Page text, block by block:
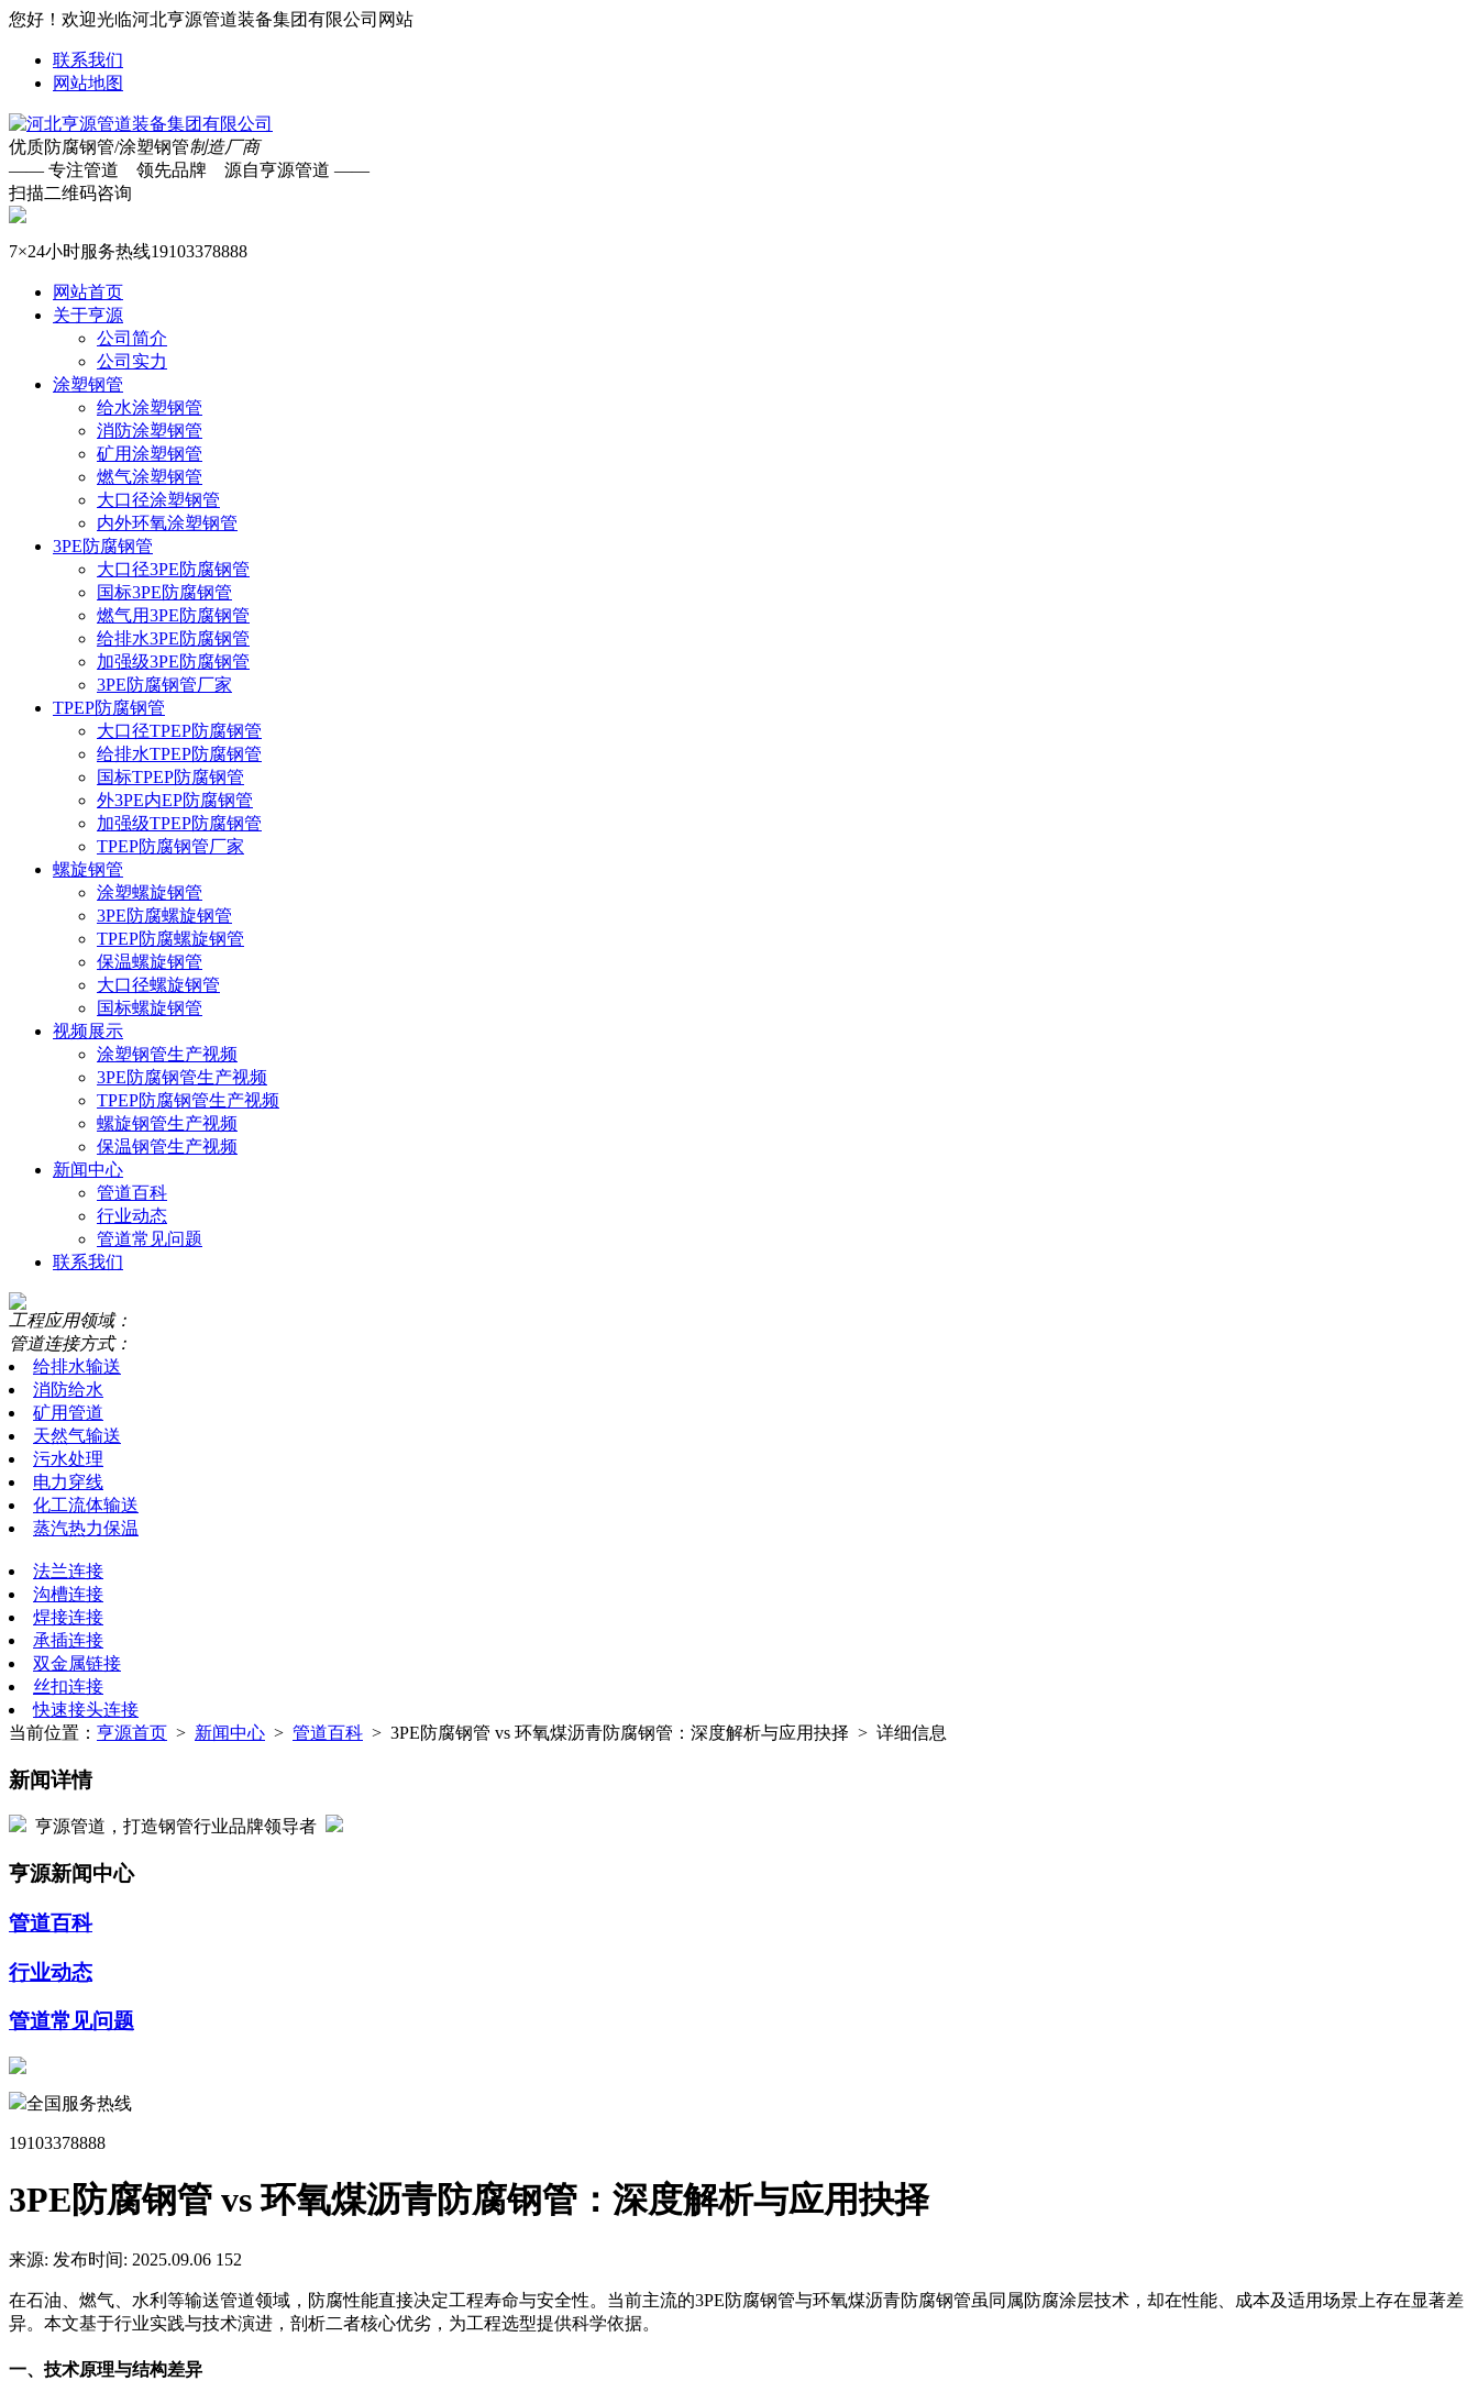
您好！欢迎光临河北亨源管道装备集团有限公司网站
联系我们
网站地图
优质防腐钢管/涂塑钢管制造厂商
—— 专注管道 领先品牌 源自亨源管道 ——
扫描二维码咨询
7×24小时服务热线19103378888
网站首页
关于亨源
公司简介
公司实力
涂塑钢管
给水涂塑钢管
消防涂塑钢管
矿用涂塑钢管
燃气涂塑钢管
大口径涂塑钢管
内外环氧涂塑钢管
3PE防腐钢管
大口径3PE防腐钢管
国标3PE防腐钢管
燃气用3PE防腐钢管
给排水3PE防腐钢管
加强级3PE防腐钢管
3PE防腐钢管厂家
TPEP防腐钢管
大口径TPEP防腐钢管
给排水TPEP防腐钢管
国标TPEP防腐钢管
外3PE内EP防腐钢管
加强级TPEP防腐钢管
TPEP防腐钢管厂家
螺旋钢管
涂塑螺旋钢管
3PE防腐螺旋钢管
TPEP防腐螺旋钢管
保温螺旋钢管
大口径螺旋钢管
国标螺旋钢管
视频展示
涂塑钢管生产视频
3PE防腐钢管生产视频
TPEP防腐钢管生产视频
螺旋钢管生产视频
保温钢管生产视频
新闻中心
管道百科
行业动态
管道常见问题
联系我们
工程应用领域：
管道连接方式：
给排水输送
消防给水
矿用管道
天然气输送
污水处理
电力穿线
化工流体输送
蒸汽热力保温
法兰连接
沟槽连接
焊接连接
承插连接
双金属链接
丝扣连接
快速接头连接
当前位置： 亨源首页 > 新闻中心 > 管道百科 > 3PE防腐钢管 vs 环氧煤沥青防腐钢管：深度解析与应用抉择 > 详细信息
新闻详情
亨源管道，打造钢管行业品牌领导者
亨源新闻中心
管道百科
行业动态
管道常见问题
全国服务热线
19103378888
3PE防腐钢管 vs 环氧煤沥青防腐钢管：深度解析与应用抉择
来源: 发布时间: 2025.09.06 152
在石油、燃气、水利等输送管道领域，防腐性能直接决定工程寿命与安全性。当前主流的3PE防腐钢管与环氧煤沥青防腐钢管虽同属防腐涂层技术，却在性能、成本及适用场景上存在显著差
异。本文基于行业实践与技术演进，剖析二者核心优劣，为工程选型提供科学依据。
一、技术原理与结构差异